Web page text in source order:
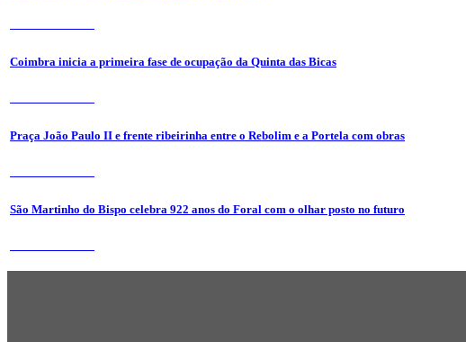
Coimbra inicia a primeira fase de ocupação da Quinta das Bicas
Praça João Paulo II e frente ribeirinha entre o Rebolim e a Portela com obras
São Martinho do Bispo celebra 922 anos do Foral com o olhar posto no futuro